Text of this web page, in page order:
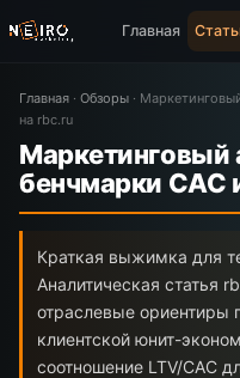
Главная
Главная · Обзоры ·
на rbc.ru
Маркетинговый
бенчмарки CAC
Краткая выжимка для
Аналитическая статья
отраслевые ориентиры
клиентской юнит-
соотношение LTV/CAC